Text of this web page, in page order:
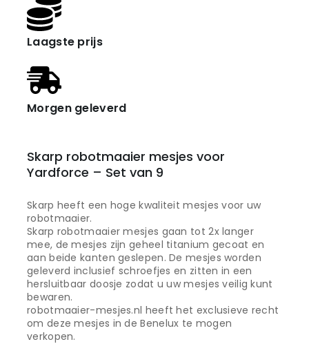
Laagste prijs
Morgen geleverd
Skarp robotmaaier mesjes voor
Yardforce – Set van 9
Skarp heeft een hoge kwaliteit mesjes voor uw
robotmaaier.
Skarp robotmaaier mesjes gaan tot 2x langer
mee, de mesjes zijn geheel titanium gecoat en
aan beide kanten geslepen. De mesjes worden
geleverd inclusief schroefjes en zitten in een
hersluitbaar doosje zodat u uw mesjes veilig kunt
bewaren.
robotmaaier-mesjes.nl heeft het exclusieve recht
om deze mesjes in de Benelux te mogen
verkopen.